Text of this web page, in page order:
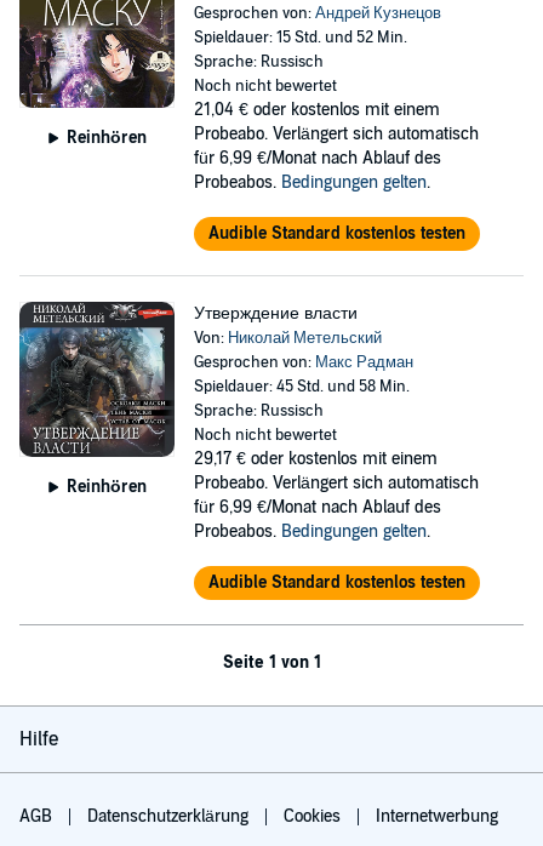
Reinhören
Gesprochen von:Андрей Кузнецов
Spieldauer: 15 Std. und 52 Min.
Sprache: Russisch
Noch nicht bewertet
21,04 € oder kostenlos mit einem
Probeabo. Verlängert sich automatisch
für 6,99 €/Monat nach Ablauf des
Probeabos. Bedingungen gelten.
Audible Standard kostenlos testen
Reinhören
Утверждение власти
Von: Николай Метельский
Gesprochen von: Макс Радман
Spieldauer: 45 Std. und 58 Min.
Sprache: Russisch
Noch nicht bewertet
29,17 € oder kostenlos mit einem
Probeabo. Verlängert sich automatisch
für 6,99 €/Monat nach Ablauf des
Probeabos. Bedingungen gelten.
Audible Standard kostenlos testen
Seite 1 von 1
Hilfe
AGB Datenschutzerklärung Cookies Internetwerbung